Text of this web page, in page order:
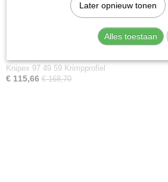
Knipex 97 49 59 Krimpprofiel
€ 115,66 € 168,70
Later opnieuw tonen
Alles toestaan